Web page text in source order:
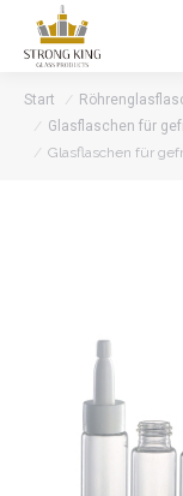
Start
Glasflaschen für
Glasflaschen für